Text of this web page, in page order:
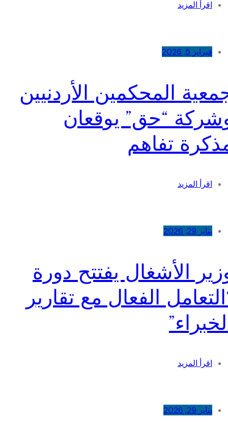
اقرأ المزيد
فبراير 5, 2026
المحكمين الأردنيين
“حق” يوقعان
تفاهم
اقرأ المزيد
يناير 29, 2026
الأشغال يفتتح دورة
الفعال مع تقارير
اقرأ المزيد
يناير 29, 2026